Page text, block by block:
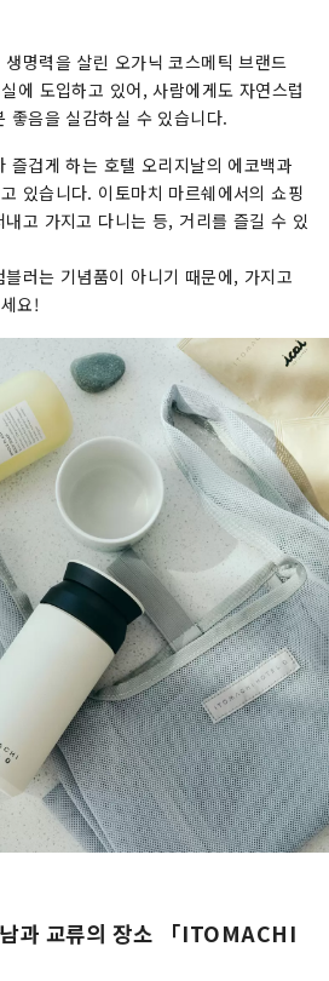
명력을 살린 오가닉 코스메틱 브랜드
에 도입하고 있어, 사람에게도 자연스럽
좋음을 실감하실 수 있습니다.
즐겁게 하는 호텔 오리지날의 에코백과
있습니다. 이토마치 마르쉐에서의 쇼핑
고 가지고 다니는 등, 거리를 즐길 수 있
러는 기념품이 아니기 때문에, 가지고
요!
과 교류의 장소 「ITOMACHI